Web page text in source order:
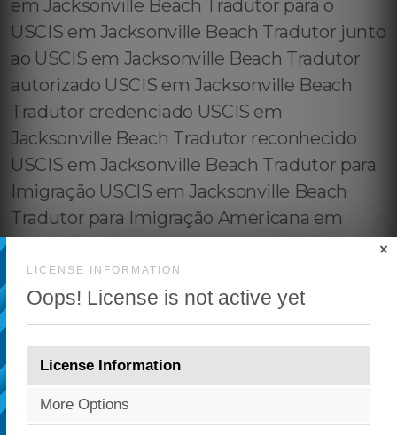
LICENSE INFORMATION
Oops! License is not active yet
×
License Information
More Options